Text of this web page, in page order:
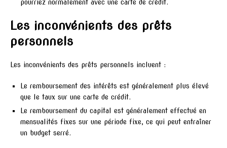
pourriez normalement avec une carte de crédit.
Les inconvénients des prêts
personnels
Les inconvénients des prêts personnels incluent :
Le remboursement des intérêts est généralement plus élevé
que le taux sur une carte de crédit.
Le remboursement du capital est généralement effectué en
mensualités fixes sur une période fixe, ce qui peut entraîner
un budget serré.